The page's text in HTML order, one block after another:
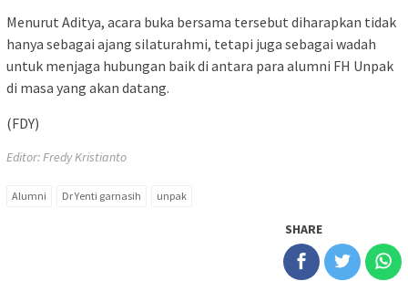
Menurut Aditya, acara buka bersama tersebut diharapkan tidak
hanya sebagai ajang silaturahmi, tetapi juga sebagai wadah
untuk menjaga hubungan baik di antara para alumni FH Unpak
di masa yang akan datang.
(FDY)
Editor: Fredy Kristianto
Alumni Dr Yenti garnasih unpak
SHARE